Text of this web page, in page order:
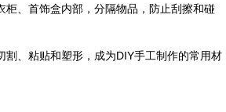
柜、首饰盒内部，分隔物品，防止刮擦和碰
割、粘贴和塑形，成为DIY手工制作的常用材